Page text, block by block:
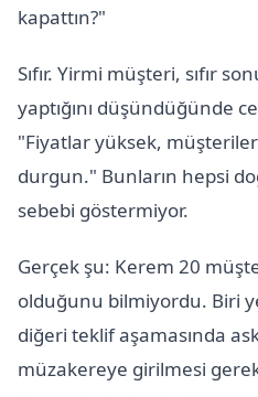
kapattın?"
Sıfır. Yirmi müşteri, sıfır
yaptığını düşündüğünde
"Fiyatlar yüksek,
durgun." Bunların hepsi
sebebi göstermiyor.
Gerçek şu: Kerem 20
olduğunu bilmiyordu. Biri
diğeri teklif aşamasında
müzakereye girilmesi